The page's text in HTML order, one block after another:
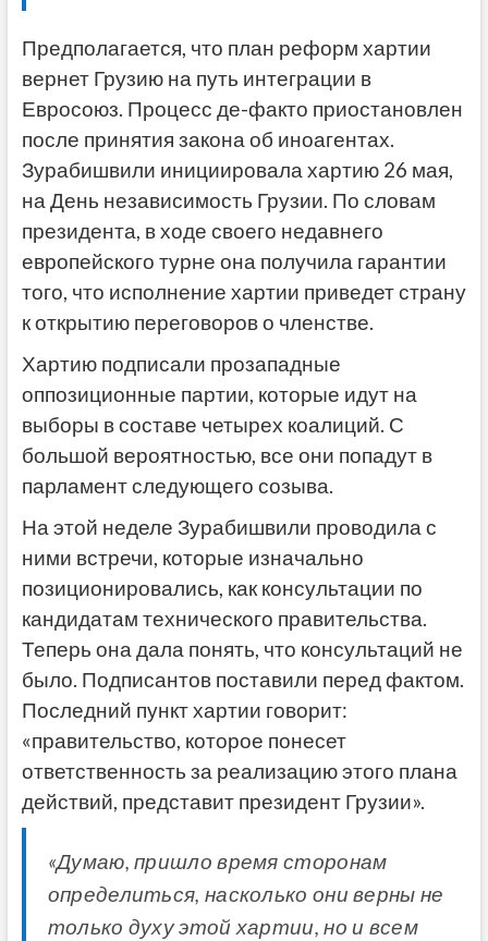
Предполагается, что план реформ хартии
вернет Грузию на путь интеграции в
Евросоюз. Процесс де-факто приостановлен
после принятия закона об иноагентах.
Зурабишвили инициировала хартию 26 мая,
на День независимость Грузии. По словам
президента, в ходе своего недавнего
европейского турне она получила гарантии
того, что исполнение хартии приведет страну
к открытию переговоров о членстве.
Хартию подписали прозападные
оппозиционные партии, которые идут на
выборы в составе четырех коалиций. С
большой вероятностью, все они попадут в
парламент следующего созыва.
На этой неделе Зурабишвили проводила с
ними встречи, которые изначально
позиционировались, как консультации по
кандидатам технического правительства.
Теперь она дала понять, что консультаций не
было. Подписантов поставили перед фактом.
Последний пункт хартии говорит:
«правительство, которое понесет
ответственность за реализацию этого плана
действий, представит президент Грузии».
«Думаю, пришло время сторонам
определиться, насколько они верны не
только духу этой хартии, но и всем